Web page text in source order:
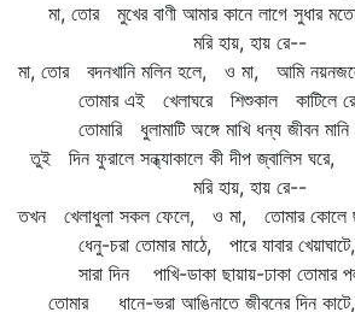
মা, তোর মুখের বাণী আমার কানে লাগে সুধার
মরি হায়, হায় রে--
মা, তোর বদনখানি মলিন হলে, ও মা, আমি
তোমার এই খেলাঘরে শিশুকাল কাটিলে
তোমারি ধুলামাটি অঙ্গে মাখি ধন্য জীবন
তুই দিন ফুরালে সন্ধ্যাকালে কী দীপ জ্বালিস ঘরে,
মরি হায়, হায় রে--
তখন খেলাধুলা সকল ফেলে, ও মা, তোমার কোলে
ধেনু-চরা তোমার মাঠে, পারে যাবার খেয়াঘাটে,
সারা দিন পাখি-ডাকা ছায়ায়-ঢাকা তোমার
তোমার ধানে-ভরা আঙিনাতে জীবনের দিন কাটে,